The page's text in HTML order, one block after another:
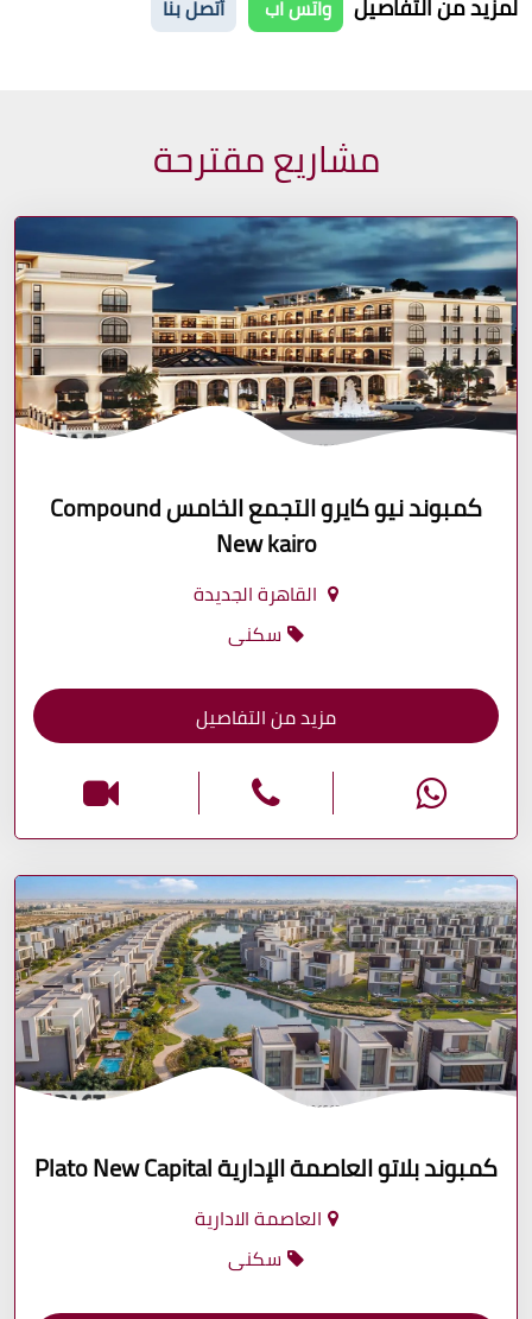
واتس اب أتصل بنا
مشاريع مقترحة
كمبوند نيو كايرو التجمع الخامس Compound
New kairo
القاهرة الجديدة
سكنى
مزيد من التفاصيل
كمبوند بلاتو العاصمة الإدارية Plato New Capital
العاصمة الادارية
سكنى